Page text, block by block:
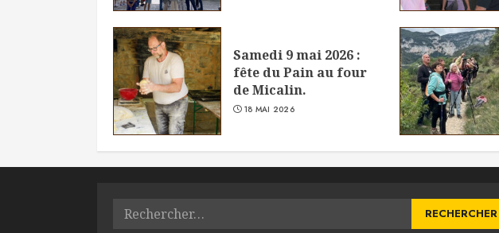
Samedi 9 mai 2026 :
fête du Pain au four
de Micalin.
18 MAI 2026
Rechercher :